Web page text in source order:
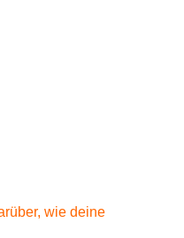
wie deine